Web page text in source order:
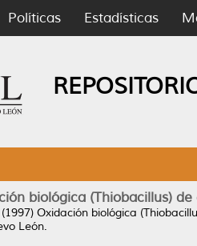
Políticas Estadísticas
biológica (Thiobacillus)
(1997) Oxidación biológica
León.